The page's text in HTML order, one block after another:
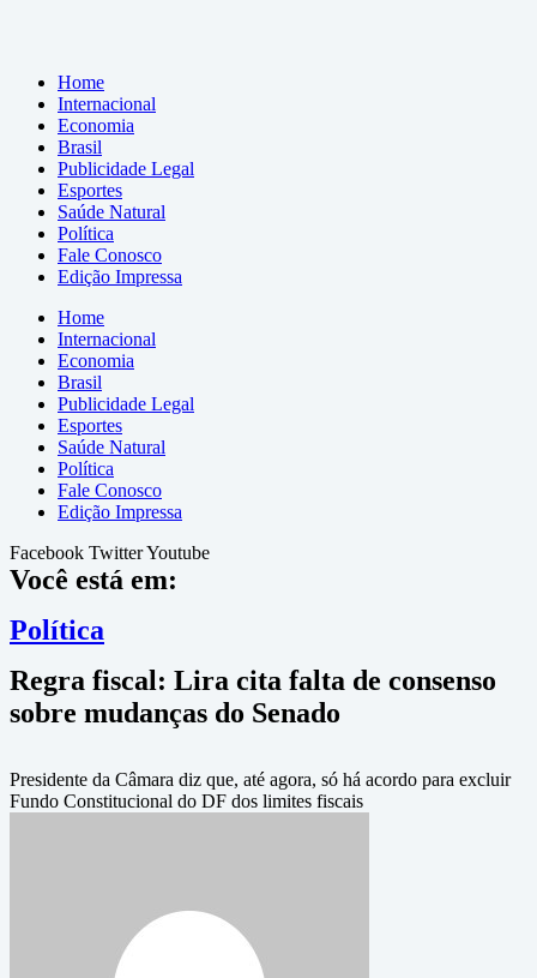
Home
Internacional
Economia
Brasil
Publicidade Legal
Esportes
Saúde Natural
Política
Fale Conosco
Edição Impressa
Home
Internacional
Economia
Brasil
Publicidade Legal
Esportes
Saúde Natural
Política
Fale Conosco
Edição Impressa
Facebook TwitterYoutube
Você está em:
Política
Regra fiscal: Lira cita falta de consenso
sobre mudanças do Senado
Presidente da Câmara diz que, até agora, só há acordo para excluir
Fundo Constitucional do DF dos limites fiscais